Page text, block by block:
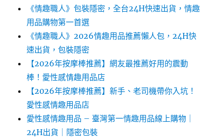
《情趣職人》包裝隱密，全台24H快速出貨，情趣
用品購物第一首選
《情趣職人》2026情趣用品推薦懶人包，24H快
速出貨，包裝隱密
【2026年按摩棒推薦】網友最推薦好用的震動
棒！愛性感情趣用品店
【2026年按摩棒推薦】新手、老司機帶你入坑！
愛性感情趣用品店
愛性感情趣用品 – 臺灣第一情趣用品線上購物｜
24H出貨｜隱密包裝